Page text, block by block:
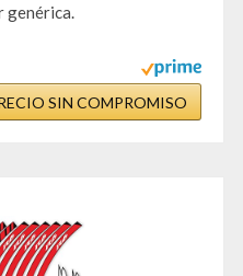
genérica.
SIN COMPROMISO